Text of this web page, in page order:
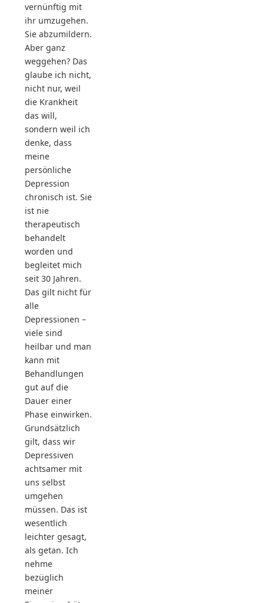
vernünftig mit
ihr umzugehen.
Sie abzumildern.
Aber ganz
weggehen? Das
glaube ich nicht,
nicht nur, weil
die Krankheit
das will,
sondern weil ich
denke, dass
meine
persönliche
Depression
chronisch ist. Sie
ist nie
therapeutisch
behandelt
worden und
begleitet mich
seit 30 Jahren.
Das gilt nicht für
alle
Depressionen –
viele sind
heilbar und man
kann mit
Behandlungen
gut auf die
Dauer einer
Phase einwirken.
Grundsätzlich
gilt, dass wir
Depressiven
achtsamer mit
uns selbst
umgehen
müssen. Das ist
wesentlich
leichter gesagt,
als getan. Ich
nehme
bezüglich
meiner